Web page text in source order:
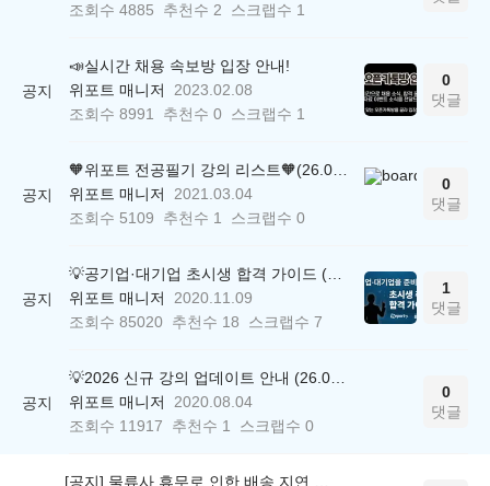
조회수 4885 추천수 2 스크랩수 1
공지
📣실시간 채용 속보방 입장 안내!
위포트 매니저
2023.02.08
조회수 8991 추천수 0 스크랩수 1
0
댓글
공지
위포트 매니저
2021.03.04
조회수 5109 추천수 1 스크랩수 0
0
댓글
공지
위포트 매니저
2020.11.09
조회수 85020 추천수 18 스크랩수 7
1
댓글
공지
위포트 매니저
2020.08.04
조회수 11917 추천수 1 스크랩수 0
0
댓글